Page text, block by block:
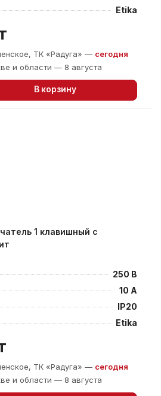
Etika
ТК «Радуга» — сегодня
и области — 8 августа
В корзину
1 клавишный с
250 В
10 А
IP20
Etika
ТК «Радуга» — сегодня
и области — 8 августа